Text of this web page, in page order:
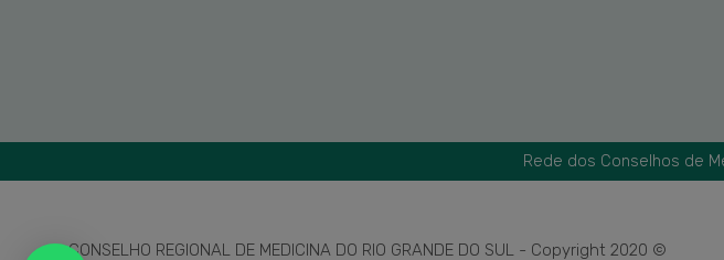
Rede dos Conselhos de
CONSELHO REGIONAL DE MEDICINA DO RIO GRANDE DO SUL - Copyright 2020 ©